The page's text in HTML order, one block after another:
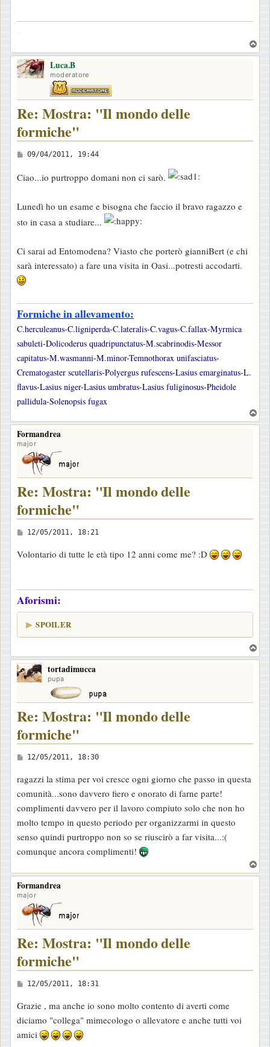
a
i
o
o
Luca.B
moderatore
Re: Mostra: "Il mondo delle
formiche"
M
s
a
g
i
o
09/04/2011, 19:44
Ciao...io purtroppo domani non ci sarò.
Lunedì ho un esame e bisogna che faccio il bravo ragazzo e
sto in casa a studiare...
Ci sarai ad Entomodena? Viasto che porterò gianniBert (e chi
sarà interessato) a fare una visita in Oasi...potresti accodarti.
Formiche in allevamento:
C.herculeanus-C.ligniperda-C.lateralis-C.vagus-C.fallax-Myrmica
sabuleti-Dolicoderus quadripunctatus-M.scabrinodis-Messor
capitatus-M.wasmanni-M.minor-Temnothorax unifasciatus-
Crematogaster scutellaris-Polyergus rufescens-Lasius emarginatus-L.
flavus-Lasius niger-Lasius umbratus-Lasius fuliginosus-Pheidole
pallidula-Solenopsis fugax
o
Formandrea
major
Re: Mostra: "Il mondo delle
formiche"
M
s
a
g
i
12/05/2011, 18:21
Volontario di tutte le età tipo 12 anni come me? :D
Aforismi:
SPOILER
o
tortadimucca
pupa
Re: Mostra: "Il mondo delle
formiche"
M
s
s
a
g
g
i
o
12/05/2011, 18:30
ragazzi la stima per voi cresce ogni giorno che passo in questa
comunità...sono davvero fiero e onorato di farne parte!
complimenti davvero per il lavoro compiuto solo che non ho
molto tempo in questo periodo per organizzarmi in questo
senso quindi purtroppo non so se riuscirò a far visita...:(
comunque ancora complimenti!
o
Formandrea
major
Re: Mostra: "Il mondo delle
formiche"
M
s
s
a
12/05/2011, 18:31
Grazie , ma anche io sono molto contento di averti come
diciamo "collega" mimecologo o allevatore e anche tutti voi
amici